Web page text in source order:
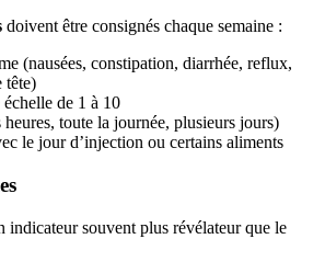
doivent être consignés chaque semaine :
(nausées, constipation, diarrhée, reflux,
tête)
de 1 à 10
toute la journée, plusieurs jours)
le jour d’injection ou certains aliments
indicateur souvent plus révélateur que le